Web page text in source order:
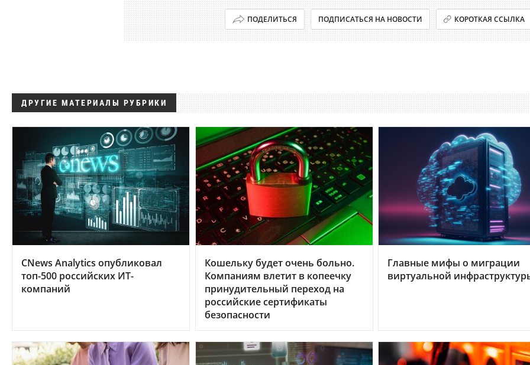
ПОДЕЛИТЬСЯ ПОДПИСАТЬСЯ НА НОВОСТИ КОРОТКАЯ ССЫЛКА
ДРУГИЕ МАТЕРИАЛЫ РУБРИКИ
CNews Analytics опубликовал
топ-500 российских ИТ-
компаний
Кошельку будет очень больно.
Компаниям влетит в копеечку
принудительный переход на
российские сертификаты
безопасности
Главные мифы о миграции
виртуальной